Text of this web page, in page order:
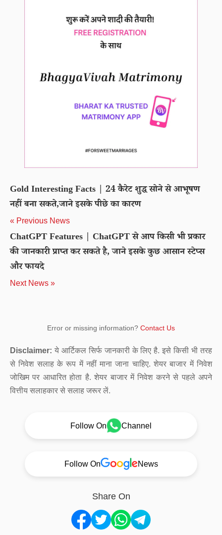
Gold Interesting Facts | 24 कैरेट शुद्ध सोने से आभूषण
नहीं बना सकते,जाने इसके पीछे का कारण
« Previous News
ChatGPT Features | ChatGPT से आप किसी भी प्रकार
की जानकारी प्राप्त कर सकते है, जाने इसके कुछ आसान स्टेप्स
और फायदे
Next News »
Error or missing information? Contact Us
Disclaimer: ये आर्टिकल सिर्फ जानकारी के लिए है. इसे किसी भी तरह
से निवेश सलाह के रूप में नहीं माना जाना चाहिए. शेयर बाजार में निवेश
जोखिम पर आधारित होता है. शेयर बाजार में निवेश करने से पहले अपने
वित्तीय सलाहकार से सलाह जरूर लें.
Follow On Channel
Follow On News
Share On